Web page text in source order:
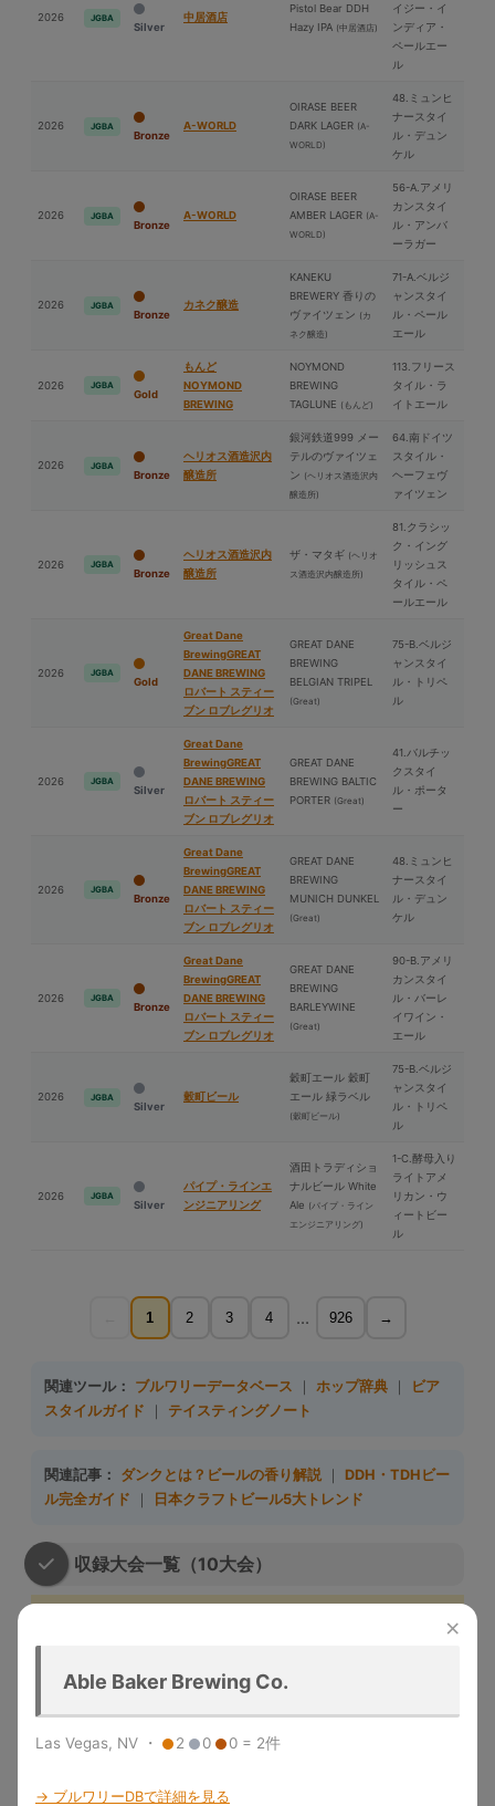
2026 JGBA
Silver
中居酒店
Pistol Bear DDH
Hazy IPA (中居酒店)
イジー・イ
ンディア・
ペールエー
ル
2026 JGBA
Bronze
A-WORLD
OIRASE BEER
DARK LAGER (A-
WORLD)
48.ミュンヒ
ナースタイ
ル・デュン
ケル
2026 JGBA
Bronze
A-WORLD
OIRASE BEER
AMBER LAGER (A-
WORLD)
56-A.アメリ
カンスタイ
ル・アンバ
ーラガー
2026 JGBA
Bronze
カネク醸造
KANEKU
BREWERY 香りの
ヴァイツェン (カ
ネク醸造)
71-A.ベルジ
ャンスタイ
ル・ペール
エール
2026 JGBA
Gold
もんど
NOYMOND
BREWING
NOYMOND
BREWING
TAGLUNE (もんど)
113.フリース
タイル・ラ
イトエール
2026 JGBA
Bronze
ヘリオス酒造沢内
醸造所
銀河鉄道999 メー
テルのヴァイツェ
ン (ヘリオス酒造沢内
醸造所)
64.南ドイツ
スタイル・
ヘーフェヴ
ァイツェン
2026 JGBA
Bronze
ヘリオス酒造沢内
醸造所
ザ・マタギ (ヘリオ
ス酒造沢内醸造所)
81.クラシッ
ク・イング
リッシュス
タイル・ペ
ールエール
2026 JGBA
Gold
Great Dane
BrewingGREAT
DANE BREWING
ロバート スティー
ブン ロブレグリオ
GREAT DANE
BREWING
BELGIAN TRIPEL
(Great)
75-B.ベルジ
ャンスタイ
ル・トリペ
ル
2026 JGBA
Silver
Great Dane
BrewingGREAT
DANE BREWING
ロバート スティー
ブン ロブレグリオ
GREAT DANE
BREWING BALTIC
PORTER (Great)
41.バルチッ
クスタイ
ル・ポータ
ー
2026 JGBA
Bronze
Great Dane
BrewingGREAT
DANE BREWING
ロバート スティー
ブン ロブレグリオ
GREAT DANE
BREWING
MUNICH DUNKEL
(Great)
48.ミュンヒ
ナースタイ
ル・デュン
ケル
2026 JGBA
Bronze
Great Dane
BrewingGREAT
DANE BREWING
ロバート スティー
ブン ロブレグリオ
GREAT DANE
BREWING
BARLEYWINE
(Great)
90-B.アメリ
カンスタイ
ル・バーレ
イワイン・
エール
2026 JGBA
Silver
穀町ビール
穀町エール 穀町
エール 緑ラベル
(穀町ビール)
75-B.ベルジ
ャンスタイ
ル・トリペ
ル
2026 JGBA
Silver
パイプ・ラインエ
ンジニアリング
酒⽥トラディショ
ナルビール White
Ale (パイプ・ライン
エンジニアリング)
1-C.酵⺟入り
ライトアメ
リカン・ウ
ィートビー
ル
1 2 3 4 ... 926 →
×
Able Baker Brewing Co.
Las Vegas, NV ・ 2 0 0 = 2件
→ ブルワリーDBで詳細を見る
関連ツール： ブルワリーデータベース ホップ辞典
ビア
スタイルガイド
テイスティングノート
関連記事： ダンクとは？ビールの香り解説
DDH・TDHビー
ル完全ガイド
日本クラフトビール5大トレンド
収録大会一覧（10大会）
Great
Beer Festival
2025
（米国）
Beer Awards
AIBA
2025
メルボル
ン（豪